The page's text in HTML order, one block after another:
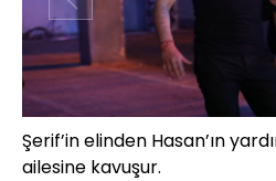
Şerif’in elinden Hasan’ın
ailesine kavuşur.